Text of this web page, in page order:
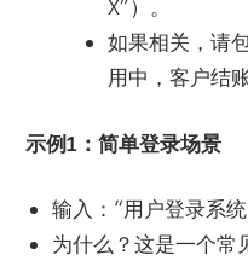
X”）。
如果相关，请
用中，客户结账
示例1：简单登录场景
输入：“用户登录系
为什么？这是一个常